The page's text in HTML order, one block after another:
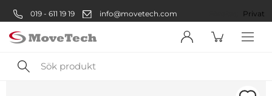
019 - 611 19 19 info@movetech.com Privat
Sök
produkt